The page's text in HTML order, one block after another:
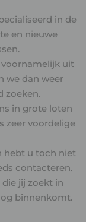
in de
en nieuwe
uit
we dan weer
zoeken.
in grote loten
zeer voordelige
hebt u toch niet
contacteren.
jij zoekt in
binnenkomt.